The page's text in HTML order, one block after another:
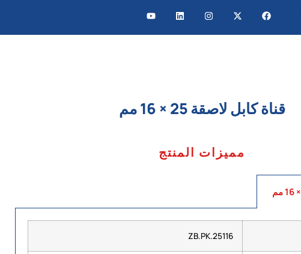
قناة كابل لاصقة 25 × 16 مم
مميزات المنتج
ZB.PK.25116